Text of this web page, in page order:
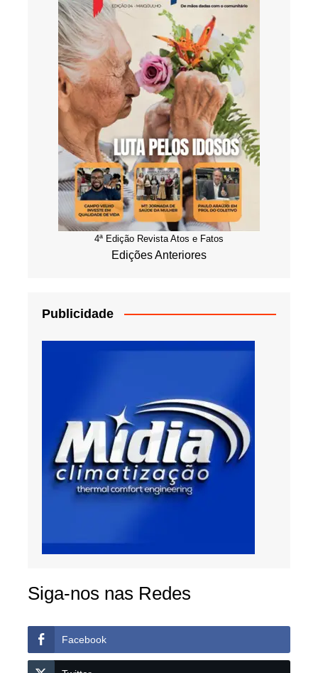
4ª Edição Revista Atos e Fatos
Edições Anteriores
Publicidade
Siga-nos nas Redes
Facebook